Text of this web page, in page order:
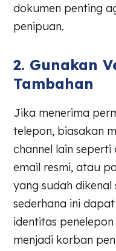
dokumen penting
penipuan.
2. Gunakan
Tambahan
Jika menerima
telepon, biasakan
channel lain
email resmi, atau
yang sudah dikenal
sederhana ini
identitas
menjadi korban